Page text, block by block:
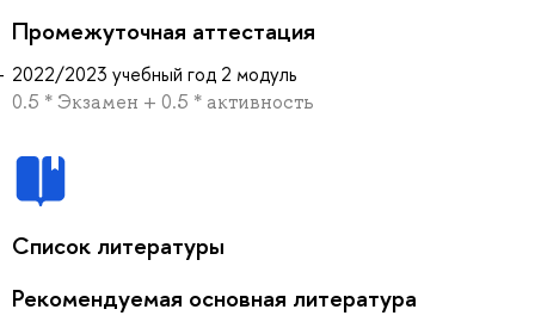
Промежуточная аттестация
2022/2023 учебный год 2 модуль
0.5 * Экзамен + 0.5 * активность
Список литературы
Рекомендуемая основная литература